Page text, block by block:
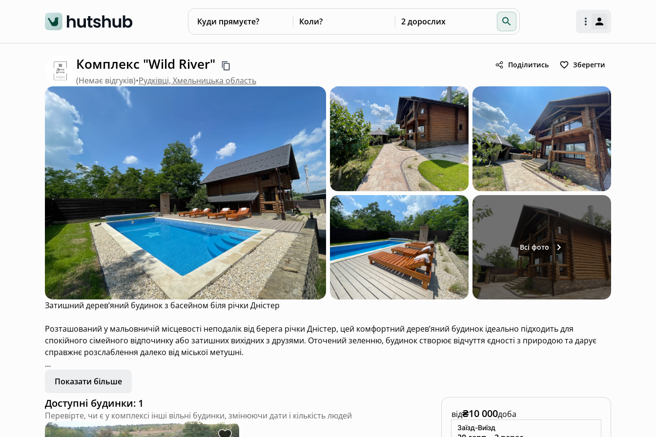
Куди прямуєте? Коли? 2 дорослих
Комплекс "Wild River" Поділитись Зберегти
(Немає відгуків)•Рудківці, Хмельницька область
Всі фото
Затишний дерев’яний будинок з басейном біля річки Дністер
Розташований у мальовничій місцевості неподалік від берега річки Дністер, цей комфортний дерев’яний будинок ідеально підходить для
спокійного сімейного відпочинку або затишних вихідних з друзями. Оточений зеленню, будинок створює відчуття єдності з природою та дарує
справжнє розслаблення далеко від міської метушні.
Будинок збудований із екологічно чистої деревини, що наповнює простір теплом і приємним природним ароматом. Всередині — простора
вітальня з каміном, повністю обладнана кухня, дві спальних кімнат, зручна ванна кімната, а також тераса з видом на річку.
На подвір’ї розташований великий басейн з великою терасою та шезлонгами, зона барбекю, альтанка для вечірніх посиденьок і просторий двір
для ігор або відпочинку на свіжому повітрі. Завдяки близькості до Дністра, гості мають можливість насолодитися риболовлею, купанням або
прогулянками човном.
Показати більше
Доступні будинки: 1
Перевірте, чи є у комплексі інші вільні будинки, змінюючи дати і кількість людей від₴10 000доба
Заїзд-Виїзд